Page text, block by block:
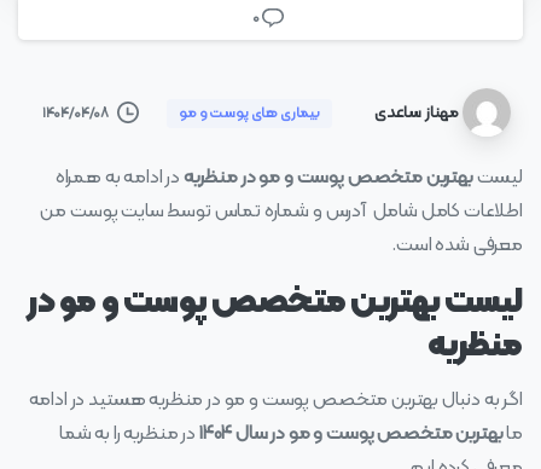
0
مهناز ساعدی بیماری های پوست و مو ۱۴۰۴/۰۴/۰۸
لیستبهترین متخصص پوست و مو در منظریهدر ادامه به همراه
اطلاعات کامل شامل آدرس و شماره تماس توسط سایت پوست من
معرفی شده است.
لیست بهترین متخصص پوست و مو در
منظریه
اگر به دنبال بهترین متخصص پوست و مو در منظریه هستید در ادامه
مابهترینمتخصص پوست و مو در سال ۱۴۰۴
در منظریه را به شما